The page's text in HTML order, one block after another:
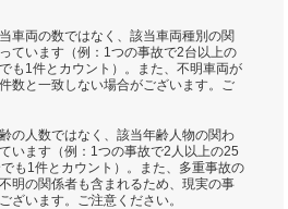
車両の数ではなく、該当車両種別の関
ています（例：1つの事故で2台以上の
も1件とカウント）。また、不明車両が
数と一致しない場合がございます。ご
の人数ではなく、該当年齢人物の関わ
います（例：1つの事故で2人以上の25
も1件とカウント）。また、多重事故の
明の関係者も含まれるため、現実の事
ざいます。ご注意ください。